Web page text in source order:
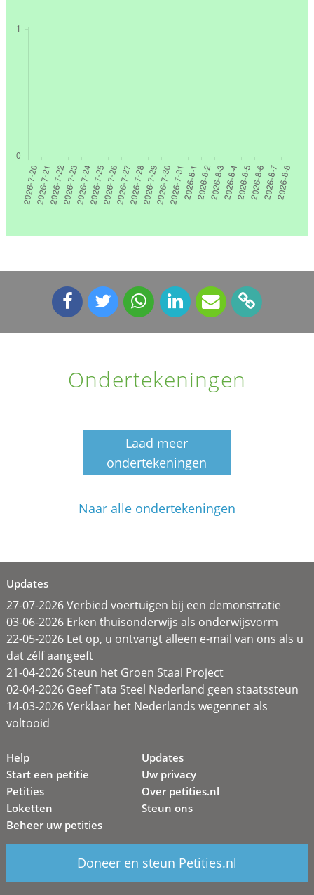
Ondertekeningen
Laad meer
ondertekeningen
Naar alle ondertekeningen
Updates
27-07-2026 Verbied voertuigen bij een demonstratie
03-06-2026 Erken thuisonderwijs als onderwijsvorm
22-05-2026 Let op, u ontvangt alleen e-mail van ons als u
dat zélf aangeeft
21-04-2026 Steun het Groen Staal Project
02-04-2026 Geef Tata Steel Nederland geen staatssteun
14-03-2026 Verklaar het Nederlands wegennet als
voltooid
Help
Start een petitie
Petities
Loketten
Beheer uw petities
Updates
Uw privacy
Over petities.nl
Steun ons
Doneer en steun Petities.nl